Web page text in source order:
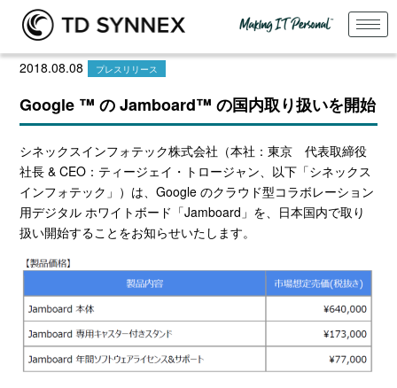
2018.08.08 プレスリリース
Google ™️ の Jamboard™️ の国内取り扱いを開始
シネックスインフォテック株式会社（本社：東京 代表取締役
社長 & CEO：ティージェイ・トロージャン、以下「シネックス
インフォテック」）は、Google のクラウド型コラボレーション
用デジタル ホワイトボード「Jamboard」を、日本国内で取り
扱い開始することをお知らせいたします。